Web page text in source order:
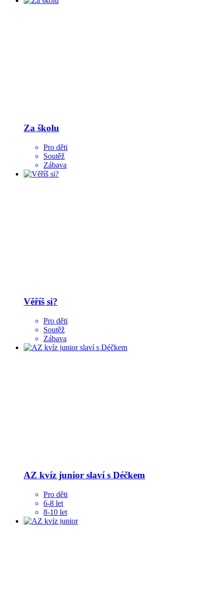
Za školu
Pro děti
Soutěž
Zábava
Věříš si?
Pro děti
Soutěž
Zábava
AZ kvíz junior slaví s Déčkem
Pro děti
6-8 let
8-10 let